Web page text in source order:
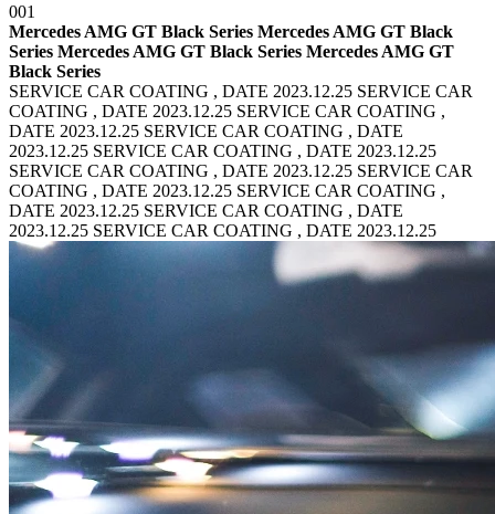
001
Mercedes AMG GT Black Series Mercedes AMG GT Black
Series Mercedes AMG GT Black Series Mercedes AMG GT
Black Series
SERVICE CAR COATING , DATE 2023.12.25 SERVICE CAR
COATING , DATE 2023.12.25 SERVICE CAR COATING ,
DATE 2023.12.25 SERVICE CAR COATING , DATE
2023.12.25 SERVICE CAR COATING , DATE 2023.12.25
SERVICE CAR COATING , DATE 2023.12.25 SERVICE CAR
COATING , DATE 2023.12.25 SERVICE CAR COATING ,
DATE 2023.12.25 SERVICE CAR COATING , DATE
2023.12.25 SERVICE CAR COATING , DATE 2023.12.25